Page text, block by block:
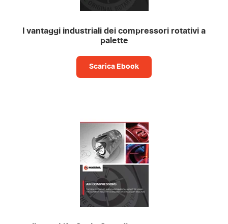
I vantaggi industriali dei compressori rotativi a
palette
Scarica Ebook